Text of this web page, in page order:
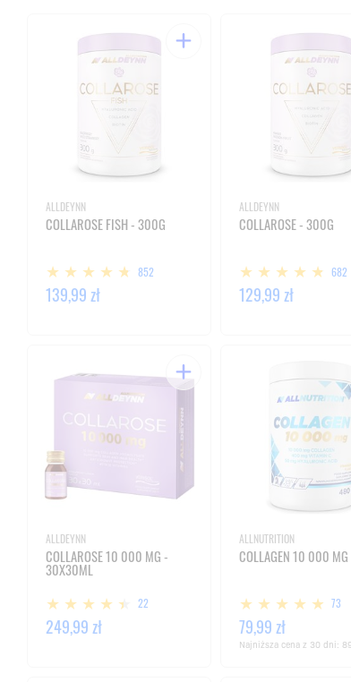
ALLDEYNN
COLLAROSE FISH - 300G
852
139,99 zł
ALLDEYNN
COLLAROSE - 300G
682
129,99 zł
ALLDEYNN
COLLAROSE 10 000 MG -
30X30ML
22
249,99 zł
ALLNUTRITION
COLLAGEN 10 000
73
79,99 zł
Najniższa cena z 30 dni: